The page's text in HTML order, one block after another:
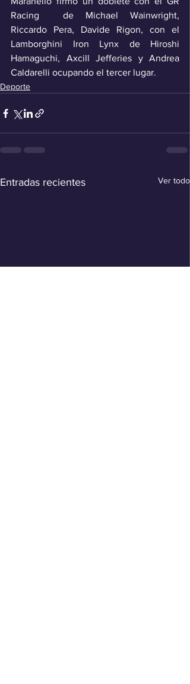
Racing  de Michael Wainwright,
Riccardo Pera, Davide Rigon, con el
Lamborghini Iron Lynx de Hiroshi
Hamaguchi, Axcill Jefferies y Andrea
Caldarelli ocupando el tercer lugar.
Deporte
Entradas recientes Ver todo